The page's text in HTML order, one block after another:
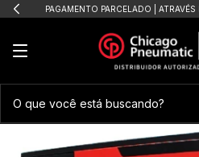
PAGAMENTO PARCELADO |